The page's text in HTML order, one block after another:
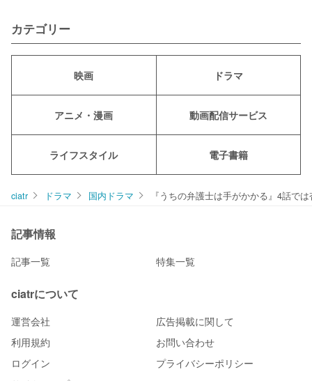
カテゴリー
映画 ドラマ
アニメ・漫画 動画配信サービス
ライフスタイル 電子書籍
ciatr ドラマ 国内ドラマ 『うちの弁護士は手がかかる』4話で
記事情報
記事一覧 特集一覧
ciatrについて
運営会社
広告掲載に関して
利用規約
お問い合わせ
ログイン
プライバシーポリシー